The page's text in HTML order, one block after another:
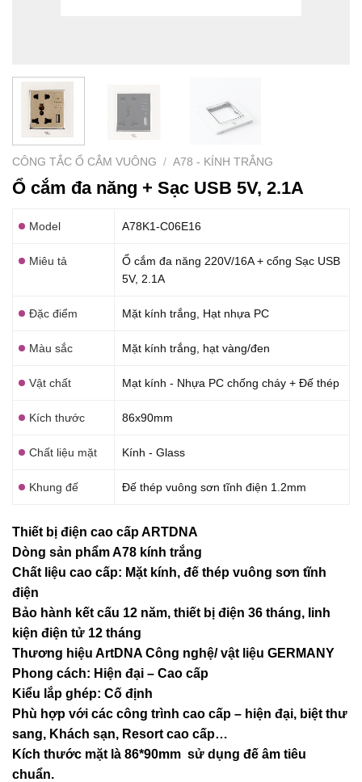
CÔNG TẮC Ổ CẮM VUÔNG / A78 - KÍNH TRẮNG
Ổ cắm đa năng + Sạc USB 5V, 2.1A
Model A78K1-C06E16
Miêu tả
Ổ cắm đa năng 220V/16A + cổng Sạc USB
5V, 2.1A
Đặc điểm Mặt kính trắng, Hạt nhựa PC
Màu sắc Mặt kính trắng, hạt vàng/đen
Vật chất Mạt kính - Nhựa PC chống cháy + Đế thép
Kích thước 86x90mm
Chất liệu mặt Kính - Glass
Khung đế Đế thép vuông sơn tĩnh điện 1.2mm
Thiết bị điện cao cấp ARTDNA
Dòng sản phẩm A78 kính trắng
Chất liệu cao cấp: Mặt kính, đế thép vuông sơn tĩnh
điện
Bảo hành kết cấu 12 năm, thiết bị điện 36 tháng, linh
kiện điện tử 12 tháng
Thương hiệu ArtDNA Công nghệ/ vật liệu GERMANY
Phong cách: Hiện đại – Cao cấp
Kiểu lắp ghép: Cố định
Phù hợp với các công trình cao cấp – hiện đại, biệt thư
sang, Khách sạn, Resort cao cấp…
Kích thước mặt là 86*90mm sử dụng đế âm tiêu
chuẩn.